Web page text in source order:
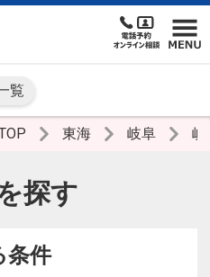
覧
東海 岐阜 岐
探す
条件